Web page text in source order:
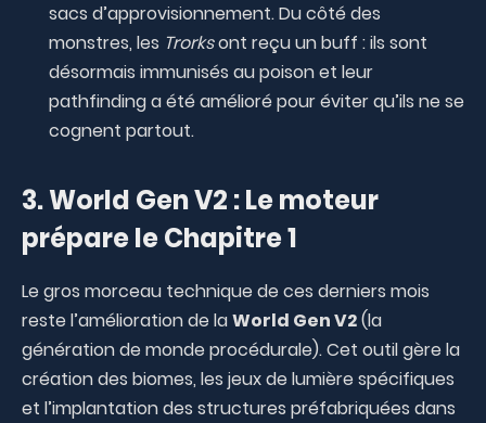
sacs d’approvisionnement. Du côté des
monstres, les Trorksont reçu un buff : ils sont
désormais immunisés au poison et leur
pathfinding a été amélioré pour éviter qu’ils ne se
cognent partout.
3. World Gen V2 : Le moteur
prépare le Chapitre 1
Le gros morceau technique de ces derniers mois
reste l’amélioration de laWorld Gen V2(la
génération de monde procédurale). Cet outil gère la
création des biomes, les jeux de lumière spécifiques
et l’implantation des structures préfabriquées dans